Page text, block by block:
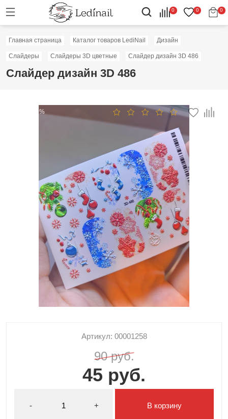
0 0 0
Главная страница Каталог товаров LediNail Дизайн
Слайдеры Слайдеры 3D цветные Слайдер дизайн 3D 486
Слайдер дизайн 3D 486
Скидка: 50%
Артикул: 00001258
90 руб.
45 руб.
- + В корзину